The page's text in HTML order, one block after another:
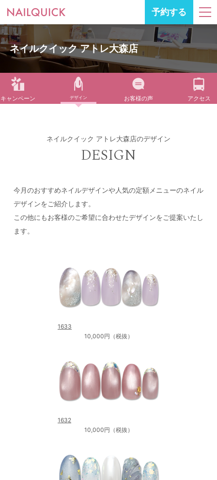
予約する
ネイルクイック アトレ大森店
キャンペーン デザイン お客様の声 アクセス
ネイルクイック アトレ大森店のデザイン
DESIGN
今月のおすすめネイルデザインや人気の定額メニューのネイル
デザインをご紹介します。
この他にもお客様のご希望に合わせたデザインをご提案いたし
ます。
1633
10,000円（税抜）
1632
10,000円（税抜）